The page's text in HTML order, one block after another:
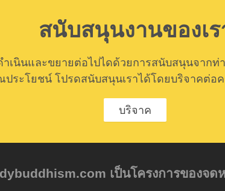
สนับสนุนงานของเร
ำเนินและขยายต่อไปไดด้วยการสนับสนุนจาก
ระโยชน์ โปรดสนับสนุนเราได้โดยบริจาคต่อค
บริจาค
เป็นโครงการของจด